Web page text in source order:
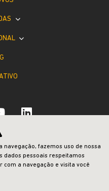
navegação, fazemos uso de nossa
dados pessoais respeitamos
com a navegação e visita você